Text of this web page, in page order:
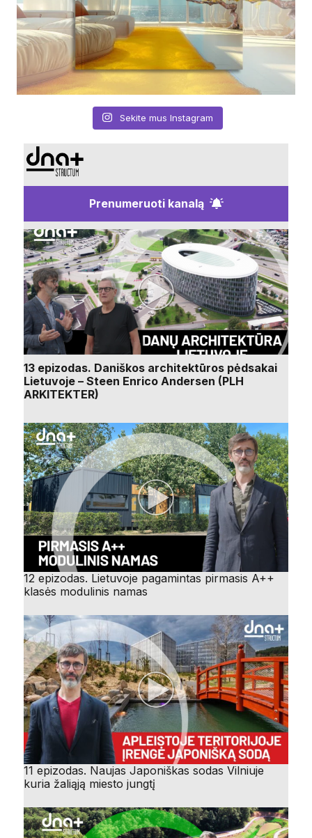
Sekite mus Instagram
Prenumeruoti kanalą
13 epizodas. Daniškos architektūros pėdsakai
Lietuvoje – Steen Enrico Andersen (PLH
ARKITEKTER)
12 epizodas. Lietuvoje pagamintas pirmasis A++
klasės modulinis namas
11 epizodas. Naujas Japoniškas sodas Vilniuje
kuria žaliąją miesto jungtį